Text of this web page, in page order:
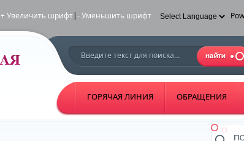
+ Увеличить шрифт|- Уменьшить шрифт
ГОРЯЧАЯ ЛИНИЯ ОБРАЩЕНИЯ